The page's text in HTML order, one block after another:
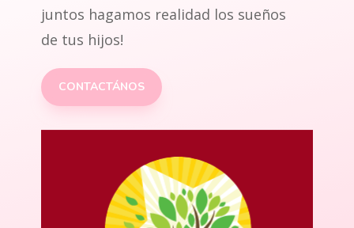
juntos hagamos realidad los sueños
de tus hijos!
CONTACTÁNOS